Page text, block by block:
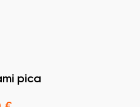
pica